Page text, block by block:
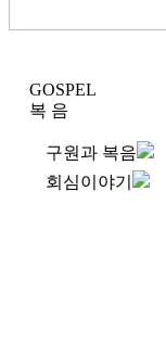
GOSPEL
복 음
구원과 복음
회심이야기